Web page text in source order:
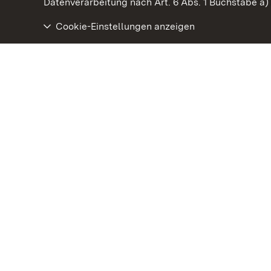
Cookie-Einstellungen anzeigen